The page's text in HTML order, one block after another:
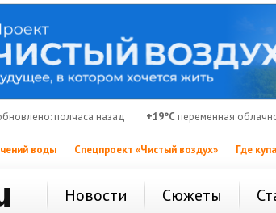
полчаса назад +19°C переменная
воды Спецпроект «Чистый воздух» Где
Новости Сюжеты